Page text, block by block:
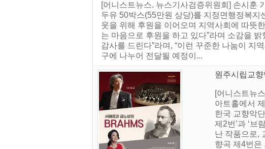
[어니스트뉴스. 뉴스기사검증위원회] 손시훈
두유 50박스(55만원 상당)를 지정면행정복지
웃을 위해 후원을 이어오며 지역사회에 따뜻
는 마음으로 후원을 하고 있다”라며 소감을
감사를 드린다”라며, “이런 꾸준한 나눔이 지
구에 나누어 전달될 예정이...
원주시립교
[어니스트뉴
아트홀에서
한국 교향악
제2번’과 ‘브
난 작품으로,
향곡 제4번은